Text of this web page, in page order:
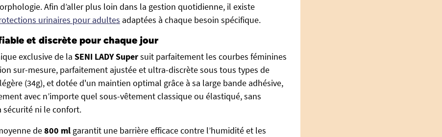
Afin d’aller plus loin dans la gestion quotidienne, il existe
urinaires pour adultes adaptées à chaque besoin spécifique.
et discrète pour chaque jour
exclusive de la SENI LADY Supersuit parfaitement les courbes féminines
sur-mesure, parfaitement ajustée et ultra-discrète sous tous types de
(34g), et dotée d'un maintien optimal grâce à sa large bande adhésive,
avec n’importe quel sous-vêtement classique ou élastiqué, sans
ni le confort.
de800 ml garantit une barrière efficace contre l’humidité et les